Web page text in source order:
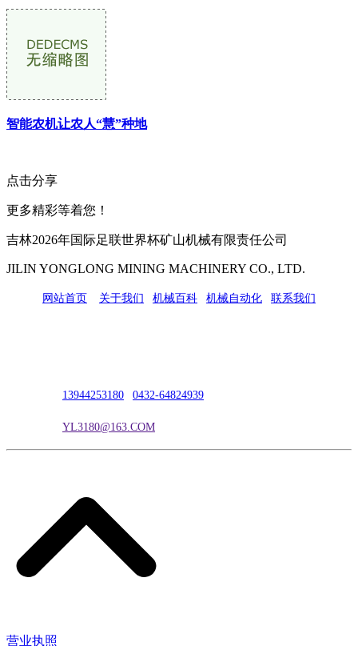
智能农机让农人“慧”种地
点击分享
更多精彩等着您！
吉林2026年国际足联世界杯矿山机械有限责任公司
JILIN YONGLONG MINING MACHINERY CO., LTD.
网站首页 关于我们 机械百科 机械自动化 联系我们
13944253180 0432-64824939
YL3180@163.COM
营业执照